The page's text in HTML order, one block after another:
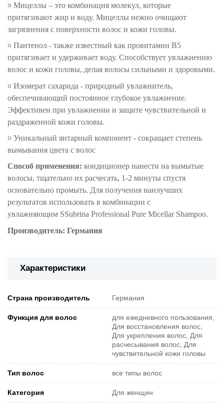
¤ Мицеллы – это комбинация молекул, которые
притягивают жир и воду. Мицеллы нежно очищают
загрязнения с поверхности волос и кожи головы.
¤ Пантенол - также известный как провитамин B5
притягивает и удерживает воду. Способствует увлажнению
волос и кожи головы, делая волосы сильными и здоровыми.
¤ Изомерат сахарида - природный увлажнитель,
обеспечивающий постоянное глубокое увлажнение.
Эффективен при увлажнении и защите чувствительной и
раздраженной кожи головы.
¤ Уникальный янтарный компонент - сокращает степень
вымывания цвета с волос
Способ применения: кондиционер нанести на вымытые
волосы, тщательно их расчесать, 1-2 минуты спустя
основательно промыть. Для получения наилучших
результатов использовать в комбинации с
увлажняющим SSubrina Professional Pure MicellarShampoo.
Производитель: Германия
Характеристики
Страна производитель Германия
Функция для волос
для ежедневного пользования,
Для восстановления волос,
Для укрепления волос, Для
расчесывания волос, Для
чувствительной кожи головы
Тип волос все типы волос
Категория Для женщин